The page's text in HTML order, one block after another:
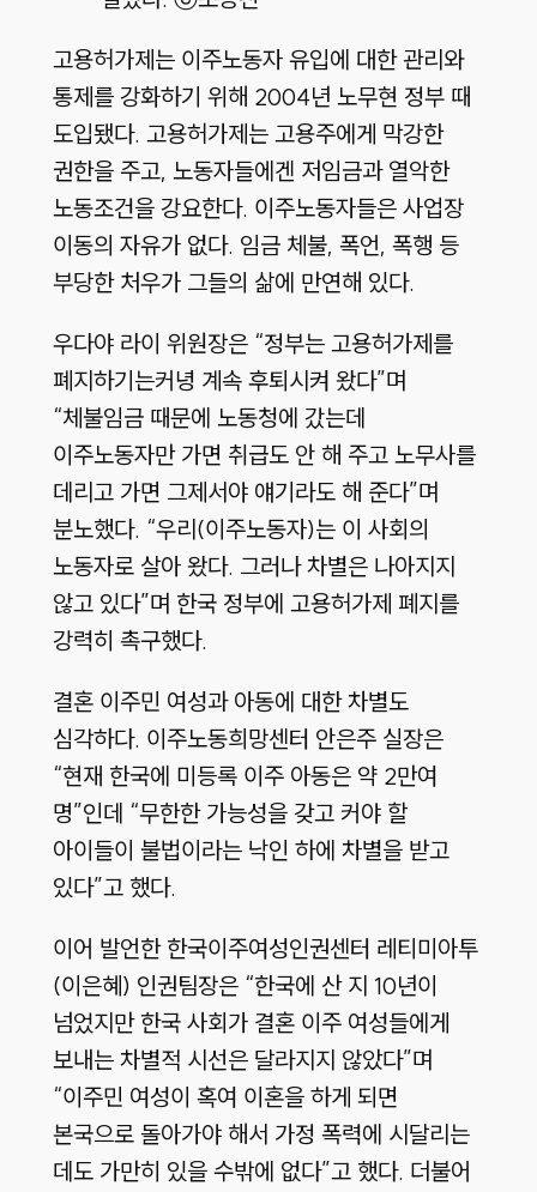
고용허가제는 이주노동자 유입에 대한 관리와
통제를 강화하기 위해 2004년 노무현 정부 때
도입됐다. 고용허가제는 고용주에게 막강한
권한을 주고, 노동자들에겐 저임금과 열악한
노동조건을 강요한다. 이주노동자들은 사업장
이동의 자유가 없다. 임금 체불, 폭언, 폭행 등
부당한 처우가 그들의 삶에 만연해 있다.
우다야 라이 위원장은 “정부는 고용허가제를
폐지하기는커녕 계속 후퇴시켜 왔다”며
“체불임금 때문에 노동청에 갔는데
이주노동자만 가면 취급도 안 해 주고 노무사를
데리고 가면 그제서야 얘기라도 해 준다”며
분노했다. “우리(이주노동자)는 이 사회의
노동자로 살아 왔다. 그러나 차별은 나아지지
않고 있다”며 한국 정부에 고용허가제 폐지를
강력히 촉구했다.
결혼 이주민 여성과 아동에 대한 차별도
심각하다. 이주노동희망센터 안은주 실장은
“현재 한국에 미등록 이주 아동은 약 2만여
명”인데 “무한한 가능성을 갖고 커야 할
아이들이 불법이라는 낙인 하에 차별을 받고
있다”고 했다.
이어 발언한 한국이주여성인권센터 레티미아투
(이은혜) 인권팀장은 “한국에 산 지 10년이
넘었지만 한국 사회가 결혼 이주 여성들에게
보내는 차별적 시선은 달라지지 않았다”며
“이주민 여성이 혹여 이혼을 하게 되면
본국으로 돌아가야 해서 가정 폭력에 시달리는
데도 가만히 있을 수밖에 없다”고 했다. 더불어